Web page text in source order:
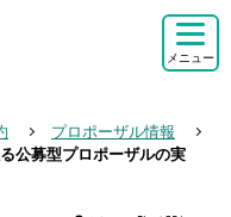
メニュー
プロポーザル情報
公募型プロポーザルの実